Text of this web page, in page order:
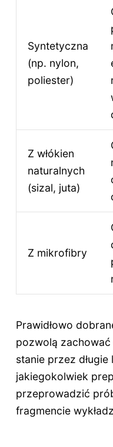
Syntetyczna
(np. nylon,
poliester)
Z włókien
naturalnych
(sizal, juta)
Z mikrofibry
Prawidłowo
pozwolą zachować
stanie przez
jakiegokolwiek
przeprowadzić
fragmencie